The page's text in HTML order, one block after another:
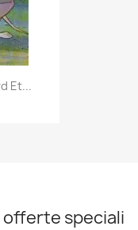
Et...
offerte speciali